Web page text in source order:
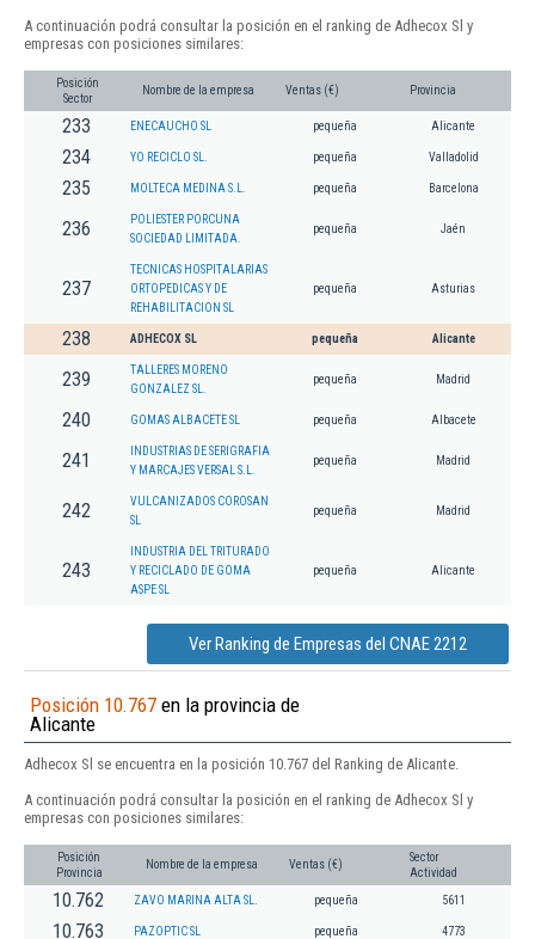
A continuación podrá consultar la posición en el ranking de Adhecox Sl y
empresas con posiciones similares:
Posición
Sector
Nombre de la empresa Ventas (€) Provincia
233 ENECAUCHO SL pequeña Alicante
234 YO RECICLO SL. pequeña Valladolid
235 MOLTECA MEDINA S.L. pequeña Barcelona
236
POLIESTER PORCUNA
SOCIEDAD LIMITADA.
pequeña Jaén
237
TECNICAS HOSPITALARIAS
ORTOPEDICAS Y DE
REHABILITACION SL
pequeña Asturias
238 ADHECOX SL pequeña Alicante
239
TALLERES MORENO
GONZALEZ SL.
pequeña Madrid
240 GOMAS ALBACETE SL pequeña Albacete
241
INDUSTRIAS DE SERIGRAFIA
Y MARCAJES VERSAL S.L.
pequeña Madrid
242
VULCANIZADOS COROSAN
SL
pequeña Madrid
243
INDUSTRIA DEL TRITURADO
Y RECICLADO DE GOMA
ASPE SL
pequeña Alicante
Ver Ranking de Empresas del CNAE 2212
Posición 10.767 en la provincia de
Alicante
Adhecox Sl se encuentra en la posición 10.767 del Ranking de Alicante.
A continuación podrá consultar la posición en el ranking de Adhecox Sl y
empresas con posiciones similares:
Posición
Provincia
Nombre de la empresa Ventas (€)
Sector
Actividad
10.762 ZAVO MARINA ALTA SL. pequeña 5611
10.763 PAZOPTIC SL pequeña 4773